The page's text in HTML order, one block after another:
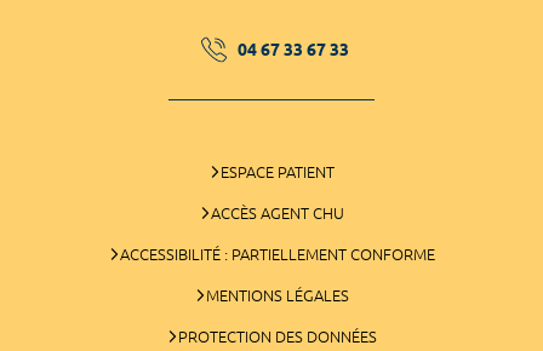
04 67 33 67 33
ESPACE PATIENT
ACCÈS AGENT CHU
ACCESSIBILITÉ : PARTIELLEMENT CONFORME
MENTIONS LÉGALES
PROTECTION DES DONNÉES